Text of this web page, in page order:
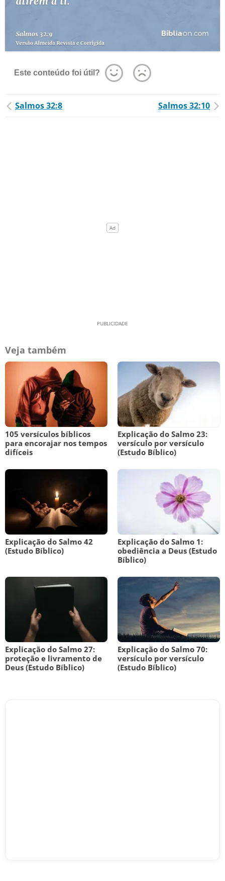
Este conteúdo foi útil?
Salmos 32:8 Salmos 32:10
Veja também
105 versículos bíblicos
para encorajar nos tempos
difíceis
Explicação do Salmo 23:
versículo por versículo
(Estudo Bíblico)
Explicação do Salmo 42
(Estudo Bíblico)
Explicação do Salmo 1:
obediência a Deus (Estudo
Bíblico)
Explicação do Salmo 27:
proteção e livramento de
Deus (Estudo Bíblico)
Explicação do Salmo 70:
versículo por versículo
(Estudo Bíblico)